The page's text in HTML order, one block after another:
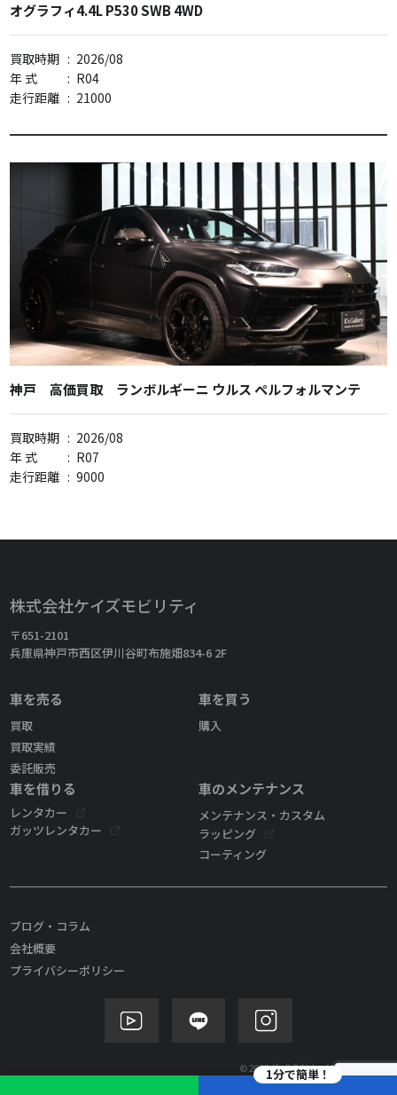
1分で簡単！
オグラフィ4.4L P530 SWB 4WD
買取時期 : 2026/08
年 式
: R04
走行距離 : 21000
神戸 高価買取 ランボルギーニ ウルス ペルフォルマンテ
買取時期 : 2026/08
年 式
: R07
走行距離 : 9000
株式会社ケイズモビリティ
〒651-2101
兵庫県神戸市西区伊川谷町布施畑834-6 2F
車を売る
買取
買取実績
委託販売
車を買う
購入
車を借りる
レンタカー
ガッツレンタカー
車のメンテナンス
メンテナンス・カスタム
ラッピング
コーティング
ブログ・コラム
会社概要
プライバシーポリシー
©2025 株式会社ケイズモビリティ